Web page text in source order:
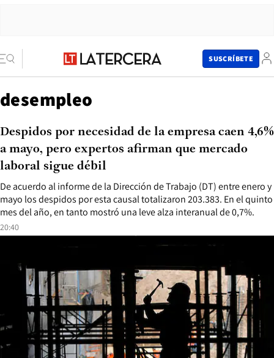
SUSCRÍBETE
desempleo
20:40
De acuerdo al informe de la Dirección de Trabajo (DT) entre enero y
mayo los despidos por esta causal totalizaron 203.383. En el quinto
mes del año, en tanto mostró una leve alza interanual de 0,7%.
Despidos por necesidad de la empresa caen 4,6%
a mayo, pero expertos afirman que mercado
laboral sigue débil